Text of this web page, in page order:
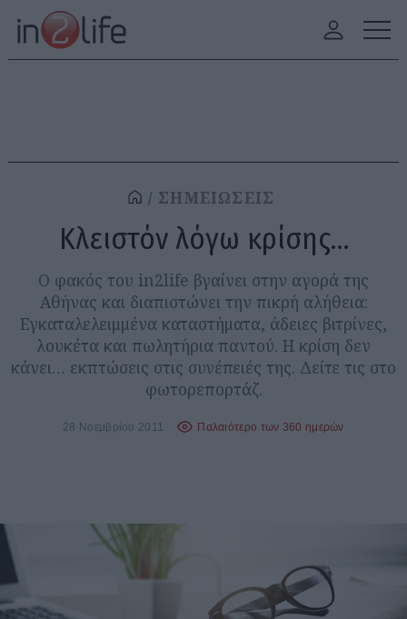
ΣΗΜΕΙΩΣΕΙΣ
Κλειστόν λόγω κρίσης…
Ο φακός του in2life βγαίνει στην αγορά της
Αθήνας και διαπιστώνει την πικρή αλήθεια:
Εγκαταλελειμμένα καταστήματα, άδειες βιτρίνες,
λουκέτα και πωλητήρια παντού. Η κρίση δεν
κάνει… εκπτώσεις στις συνέπειές της. Δείτε τις στο
φωτορεπορτάζ.
28 Νοεμβρίου 2011 Παλαιότερο των 360 ημερών